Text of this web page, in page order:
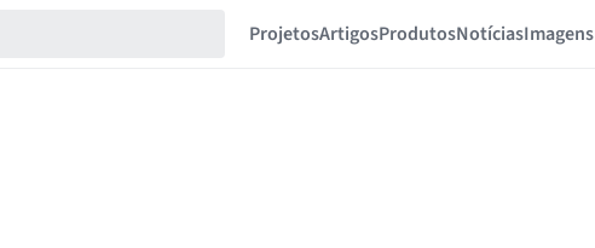
ProjetosArtigosProdutosNotíciasImagens